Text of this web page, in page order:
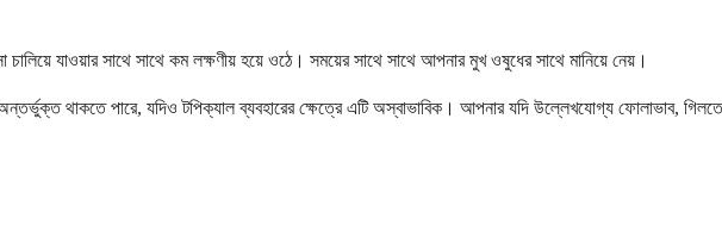
যাওয়ার সাথে সাথে কম লক্ষণীয় হয়ে ওঠে। সময়ের সাথে সাথে আপনার মুখ ওষুধের সাথে মানিয়ে নেয়।
থাকতে পারে, যদিও টপিক্যাল ব্যবহারের ক্ষেত্রে এটি অস্বাভাবিক। আপনার যদি উল্লেখযোগ্য ফোলাভাব,